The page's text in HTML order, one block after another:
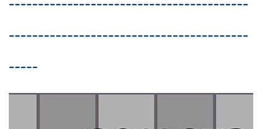
-----------------------------------------
-----